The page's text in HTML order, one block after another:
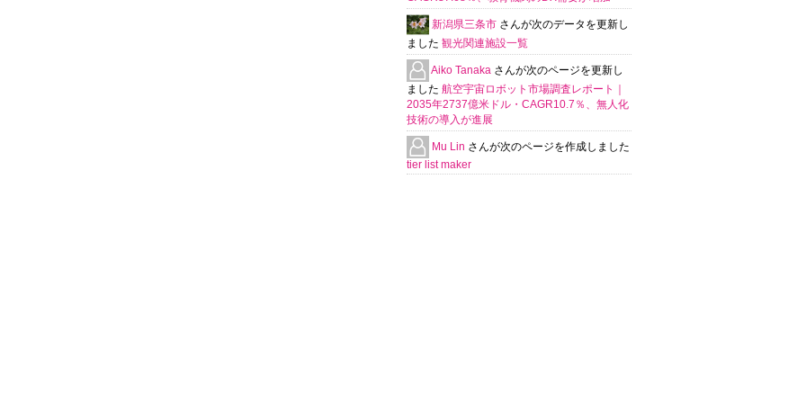
新潟県三条市 さんが次のデータを更新し
ました 観光関連施設一覧
Aiko Tanaka さんが次のページを更新し
ました 航空宇宙ロボット市場調査レポート｜
2035年2737億米ドル・CAGR10.7％、無人化
技術の導入が進展
Mu Lin さんが次のページを作成しました
tier list maker